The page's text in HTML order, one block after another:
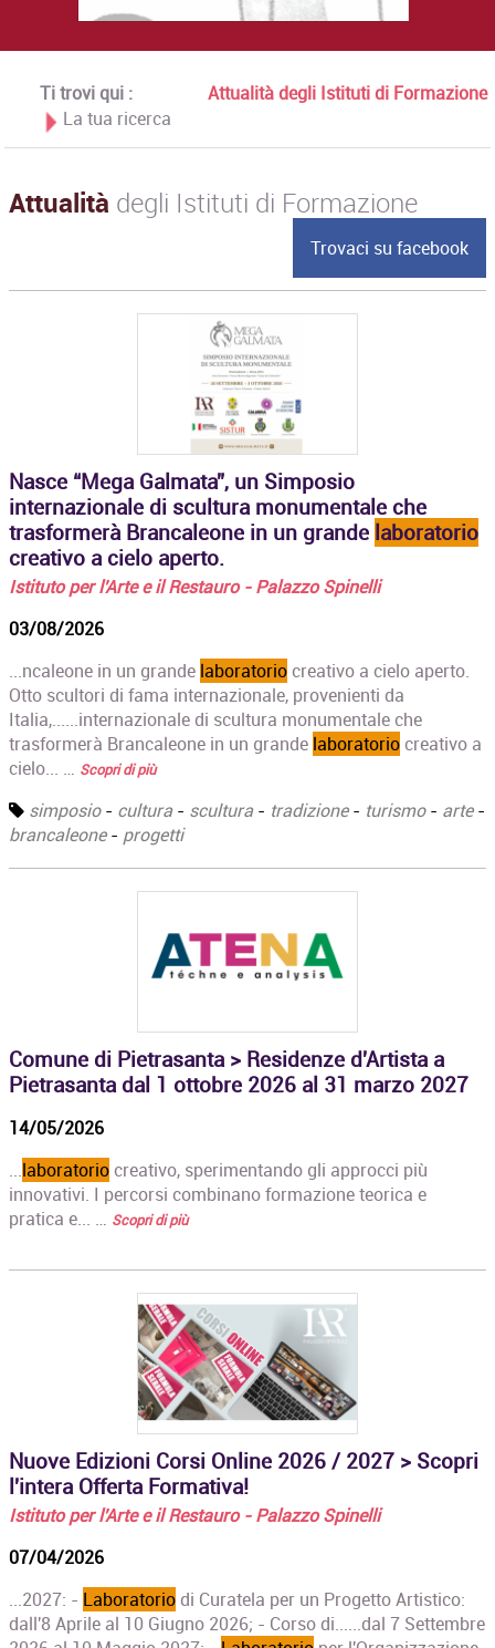
Ti trovi qui :
Attualità degli Istituti di Formazione
La tua ricerca
Attualità degli Istituti di Formazione
Trovaci su facebook
Nasce “Mega Galmata”, un Simposio
internazionale di scultura monumentale che
trasformerà Brancaleone in un grande laboratorio
creativo a cielo aperto.
Istituto per l'Arte e il Restauro - Palazzo Spinelli
03/08/2026
...ncaleone in un grande laboratoriocreativo a cielo aperto.
Otto scultori di fama internazionale, provenienti da
Italia,......internazionale di scultura monumentale che
trasformerà Brancaleone in un grande laboratoriocreativo a
cielo... … Scopri di più
simposio- cultura- scultura- tradizione- turismo- arte-
brancaleone- progetti
Comune di Pietrasanta > Residenze d'Artista a
Pietrasanta dal 1 ottobre 2026 al 31 marzo 2027
14/05/2026
...laboratoriocreativo, sperimentando gli approcci più
innovativi. I percorsi combinano formazione teorica e
pratica e... … Scopri di più
Nuove Edizioni Corsi Online 2026 / 2027 > Scopri
l'intera Offerta Formativa!
Istituto per l'Arte e il Restauro - Palazzo Spinelli
07/04/2026
...2027: - Laboratoriodi Curatela per un Progetto Artistico:
dall'8 Aprile al 10 Giugno 2026; - Corso di......dal 7 Settembre